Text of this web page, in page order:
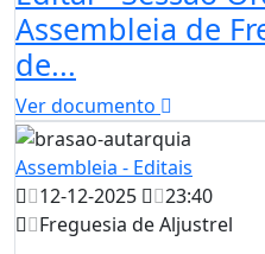
Assembleia de
de...
Ver documento
Assembleia - Editais
12-12-2025
23:40
Freguesia de Aljustrel